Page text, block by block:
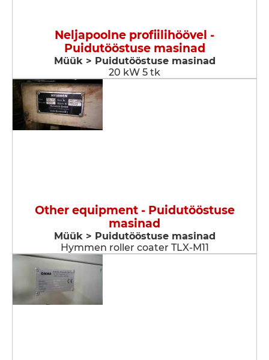
Neljapoolne profiilihöövel -
Puidutööstuse masinad
Müük > Puidutööstuse masinad
20 kW 5 tk
Other equipment - Puidutööstuse
masinad
Müük > Puidutööstuse masinad
Hymmen roller coater TLX-M11